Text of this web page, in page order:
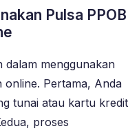
Pulsa PPOB
dalam menggunakan
online. Pertama, Anda
tunai atau kartu kredit
proses